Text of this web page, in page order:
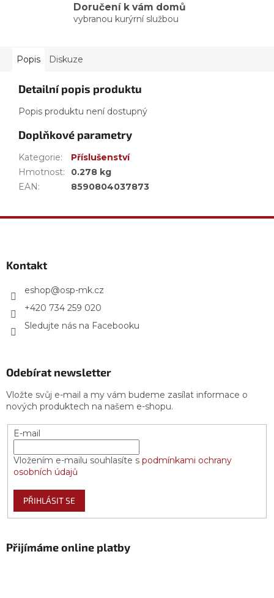
Doručení k vám domů
vybranou kurýrní službou
Popis Diskuze
Detailní popis produktu
Popis produktu není dostupný
Doplňkové parametry
Kategorie:
Příslušenství
Hmotnost:
0.278 kg
EAN: 8590804037873
Kontakt
eshop@osp-mk.cz
+420 734 259 020
Sledujte nás na Facebooku
Odebírat newsletter
Vložte svůj e-mail a my vám budeme zasílat informace o
nových produktech na našem e-shopu.
E-mail
Vložením e-mailu souhlasíte s podmínkami ochrany
osobních údajů
PŘIHLÁSIT SE
Přijímáme online platby